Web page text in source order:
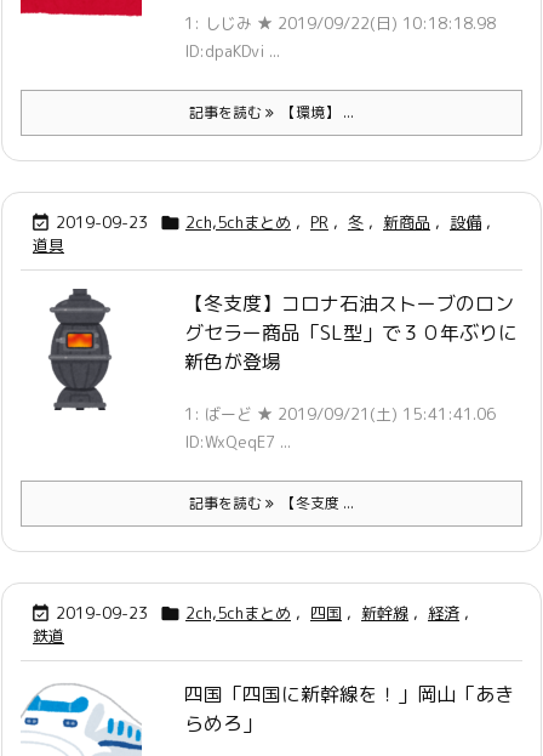
1: しじみ ★ 2019/09/22(日) 10:18:18.98
ID:dpaKDvi ...
記事を読む 【環境】 ...
 2019-09-23  2ch,5chまとめ , PR , 冬 , 新商品 , 設備 ,
道具
【冬支度】コロナ石油ストーブのロン
グセラー商品「SL型」で３０年ぶりに
新色が登場
1: ばーど ★ 2019/09/21(土) 15:41:41.06
ID:WxQeqE7 ...
記事を読む 【冬支度 ...
 2019-09-23  2ch,5chまとめ , 四国 , 新幹線 , 経済 ,
鉄道
四国「四国に新幹線を！」岡山「あき
らめろ」